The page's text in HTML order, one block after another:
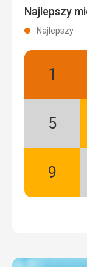
Najlepszy
Najlepszy
Styczeń:
Maj:
Wrzesień: